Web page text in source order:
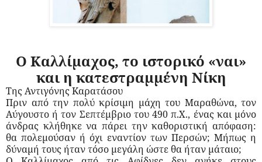
Ο Καλλίμαχος, το ιστορικό «ναι»
και η κατεστραμμένη Νίκη
Της Αντιγόνης Καρατάσου
Πριν από την πολύ κρίσιμη μάχη του Μαραθώνα, τον
Αύγουστο ή τον Σεπτέμβριο του 490 π.Χ., ένας και μόνο
άνδρας κλήθηκε να πάρει την καθοριστική απόφαση:
θα πολεμούσαν ή όχι εναντίον των Περσών; Μήπως η
δύναμή τους ήταν τόσο μεγάλη ώστε θα ήταν μάταιο;